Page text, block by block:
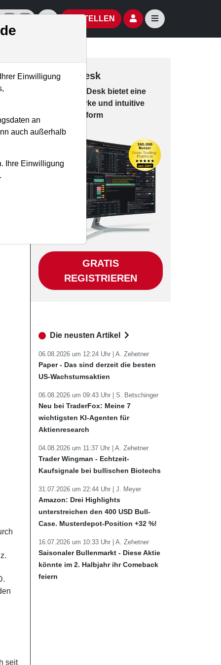
Social Media-Accounts
Aktien- und Artikelsuche öffnen
BESTELLEN Seitennavigation
seit
Trading-Desk
Desk bie­tet eine
leis­tungs­star­ke und in­tui­tive
Han­dels­platt­form
GRATIS
REGISTRIEREN
Die neusten Artikel
06.08.2026 um 12:24 Uhr | A. Zehetner
Paper - Das sind derzeit die besten
US-Wachstumsaktien
06.08.2026 um 09:43 Uhr | S. Betschinger
Neu bei TraderFox: Meine 7
wichtigsten KI-Agenten für
Aktienresearch
04.08.2026 um 11:37 Uhr | A. Zehetner
Trader Wingman - Echtzeit-
Kaufsignale bei bullischen Biotechs
31.07.2026 um 22:44 Uhr | J. Meyer
Amazon: Drei Highlights
unterstreichen den 400 USD Bull-
Case. Musterdepot-Position +32 %!
16.07.2026 um 10:33 Uhr | A. Zehetner
Saisonaler Bullenmarkt - Diese Aktie
könnte im 2. Halbjahr ihr Comeback
feiern
Einwilligung
an
auch außerhalb
Ihre Einwilligung